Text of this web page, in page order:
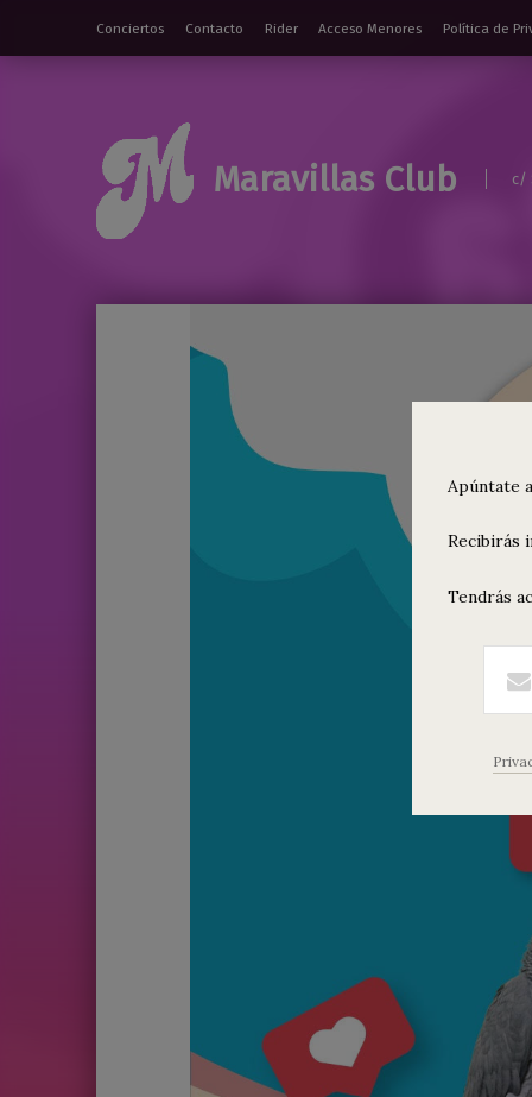
Conciertos
Contacto Rider Acceso Menores Política de
Maravillas Club c/
Apúntate
Recibirás
Tendrás